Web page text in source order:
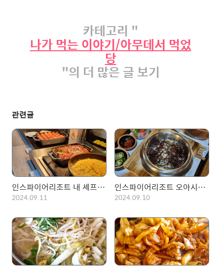
카테고리 "
나가 먹는 이야기/아무데서 먹었
당
"의 더 많은 글 보기
관련글
인스파이어리조트 내 셰프스 키친! 7만원대 조식 뷔페 후기
2024.09.11
인스파이어리조트 오아시스 고메빌리지 (푸드코드) 후기
2024.09.10